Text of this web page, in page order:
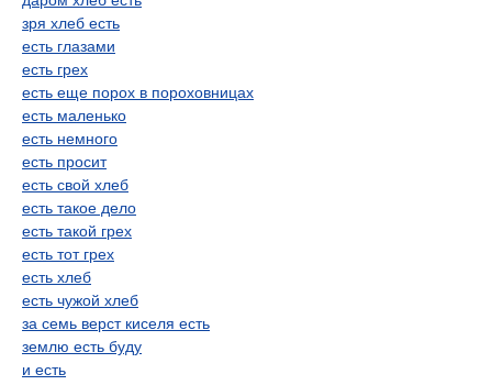
зря хлеб есть
есть глазами
есть грех
есть еще порох в пороховницах
есть маленько
есть немного
есть просит
есть свой хлеб
есть такое дело
есть такой грех
есть тот грех
есть хлеб
есть чужой хлеб
за семь верст киселя есть
землю есть буду
и есть